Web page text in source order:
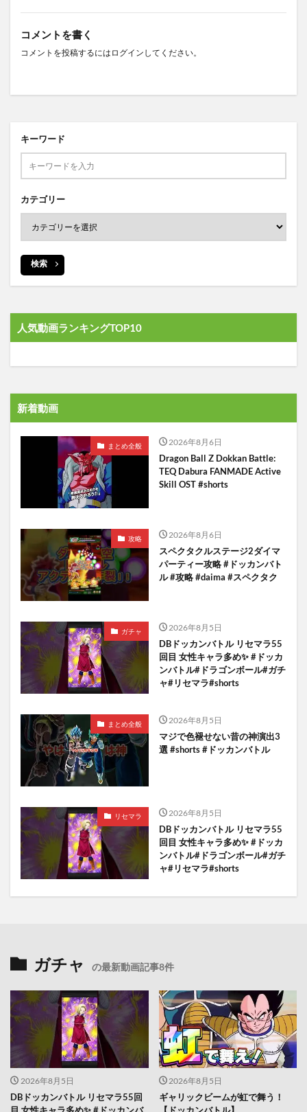
コメントを書く
コメントを投稿するには ログイン してください。
キーワード
カテゴリー
検索
人気動画ランキングTOP10
新着動画
まとめ全般 2026年8月6日
Dragon Ball Z Dokkan Battle:
TEQ Dabura FANMADE Active
Skill OST #shorts
攻略 2026年8月6日
スペクタクルステージ2ダイマ
パーティー攻略 #ドッカンバト
ル #攻略 #daima #スペクタク
ガチャ 2026年8月5日
DBドッカンバトル リセマラ55
回目 女性キャラ多め✨️ #ドッカ
ンバトル#ドラゴンボール#ガチ
ャ#リセマラ#shorts
まとめ全般 2026年8月5日
マジで色褪せない昔の神演出3
選 #shorts #ドッカンバトル
リセマラ 2026年8月5日
DBドッカンバトル リセマラ55
回目 女性キャラ多め✨️ #ドッカ
ンバトル#ドラゴンボール#ガチ
ャ#リセマラ#shorts
ガチャ の最新動画記事8件
2026年8月5日
DBドッカンバトル リセマラ55回
2026年8月5日
ギャリックビームが虹で舞う！